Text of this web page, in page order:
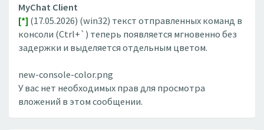
MyChat Client
[*] (17.05.2026) (win32) текст отправленных команд в
консоли (Ctrl+`) теперь появляется мгновенно без
задержки и выделяется отдельным цветом.
new-console-color.png
У вас нет необходимых прав для просмотра
вложений в этом сообщении.